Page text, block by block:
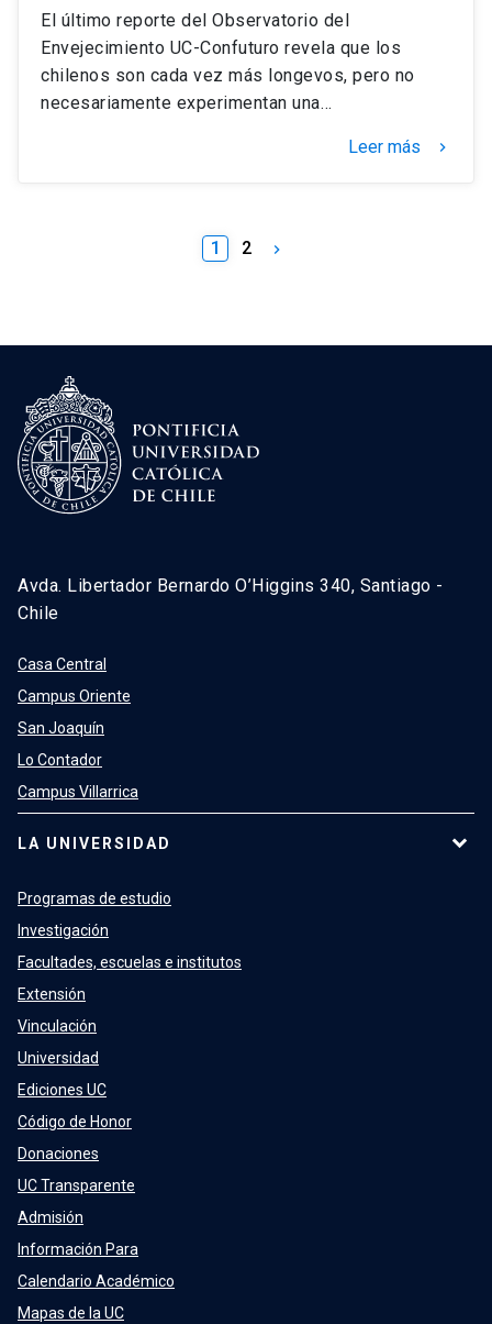
El último reporte del Observatorio del
Envejecimiento UC-Confuturo revela que los
chilenos son cada vez más longevos, pero no
necesariamente experimentan una…
Leer más keyboard_arrow_right
1 2 keyboard_arrow_right
Avda. Libertador Bernardo O’Higgins 340, Santiago -
Chile
Casa Central
Campus Oriente
San Joaquín
Lo Contador
Campus Villarrica
LA UNIVERSIDAD
Programas de estudio
Investigación
Facultades, escuelas e institutos
Extensión
Vinculación
Universidad
Ediciones UC
Código de Honor
Donaciones
UC Transparente
Admisión
Información Para
Calendario Académico
Mapas de la UC